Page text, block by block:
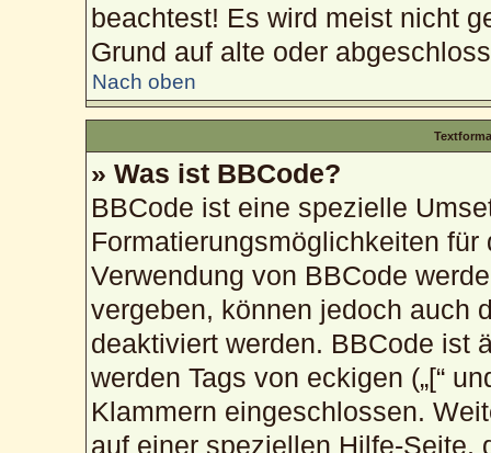
beachtest! Es wird meist nicht
Grund auf alte oder
Nach oben
» Was ist BBCode?
BBCode ist eine spezielle
Formatierungsmöglichkeiten
Verwendung von BBCode
vergeben, können jedoch auch
deaktiviert werden. BBCode ist
werden Tags von eckigen („[“
Klammern eingeschlossen.
auf einer speziellen Hilfe-Seite,